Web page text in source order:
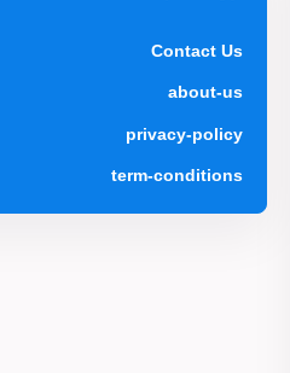
Contact Us
about-us
privacy-policy
term-conditions